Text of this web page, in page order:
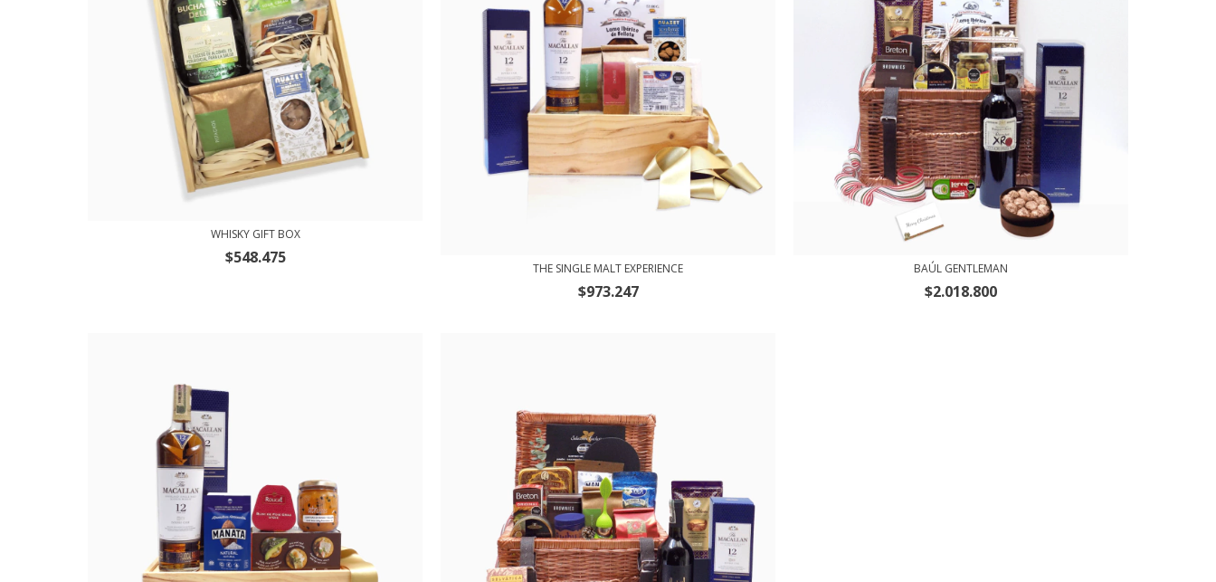
WHISKY GIFT BOX
$548.475
THE SINGLE MALT EXPERIENCE
$973.247
BAÚL GENTLEMAN
$2.018.800